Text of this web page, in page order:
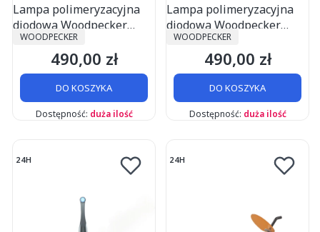
Lampa polimeryzacyjna
diodowa Woodpecker
LED.B
PRODUCENT
WOODPECKER
Cena
490,00 zł
DO KOSZYKA
Dostępność: duża ilość
Lampa polimeryzacyjna
diodowa Woodpecker
LED.C
PRODUCENT
WOODPECKER
Cena
490,00 zł
DO KOSZYKA
Dostępność: duża ilość
24H 24H